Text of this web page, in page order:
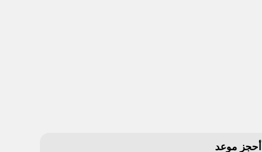
أحجز موعد